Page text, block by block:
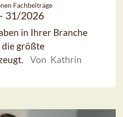
Fachbeiträge
31/2026
in Ihrer Branche
die größte
Von Kathrin